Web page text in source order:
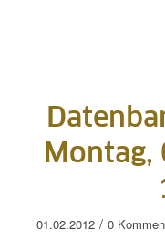
Montag,
01.02.2012 / 0